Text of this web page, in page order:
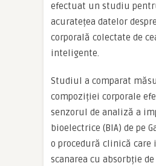
efectuat un studiu
acuratețea datelor
corporală colectate de
inteligente.
Studiul a comparat
compoziției corporale
senzorul de analiză a
bioelectrice (BIA) de pe
o procedură clinică care
scanarea cu absorbție de